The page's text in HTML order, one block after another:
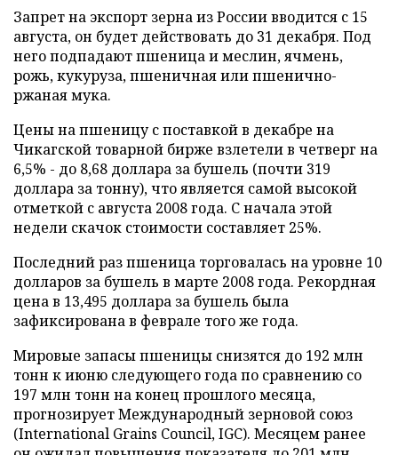
Запрет на экспорт зерна из России вводится с 15
августа, он будет действовать до 31 декабря. Под
него подпадают пшеница и меслин, ячмень,
рожь, кукуруза, пшеничная или пшенично-
ржаная мука.
Цены на пшеницу с поставкой в декабре на
Чикагской товарной бирже взлетели в четверг на
6,5% - до 8,68 доллара за бушель (почти 319
доллара за тонну), что является самой высокой
отметкой с августа 2008 года. С начала этой
недели скачок стоимости составляет 25%.
Последний раз пшеница торговалась на уровне 10
долларов за бушель в марте 2008 года. Рекордная
цена в 13,495 доллара за бушель была
зафиксирована в феврале того же года.
Мировые запасы пшеницы снизятся до 192 млн
тонн к июню следующего года по сравнению со
197 млн тонн на конец прошлого месяца,
прогнозирует Международный зерновой союз
(International Grains Council, IGC). Месяцем ранее